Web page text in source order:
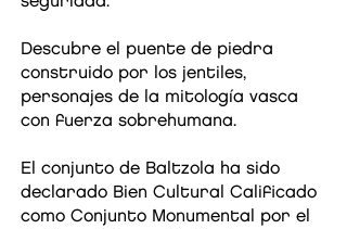
Descubre el puente de piedra
construido por los jentiles,
personajes de la mitología vasca
con fuerza sobrehumana.
El conjunto de Baltzola ha sido
declarado Bien Cultural Calificado
como Conjunto Monumental por el